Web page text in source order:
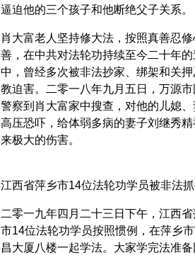
逼迫他的三个孩子和他断绝父子关系。
肖大富老人坚持修大法，按照真善忍
善，在中共对法轮功持续至今二十年的
中，曾经多次被非法抄家、绑架和关押
教迫害。二零一八年九月五日，万源市
警察到肖大富家中搜查，对他的儿媳、
高压恐吓，给体弱多病的妻子刘继秀精
来极大的伤害。
江西省萍乡市14位法轮功学员被非法
二零一九年四月二十三日下午，江西
市14位法轮功学员按照惯例，在萍乡
昌大厦八楼一起学法。大家学完法准